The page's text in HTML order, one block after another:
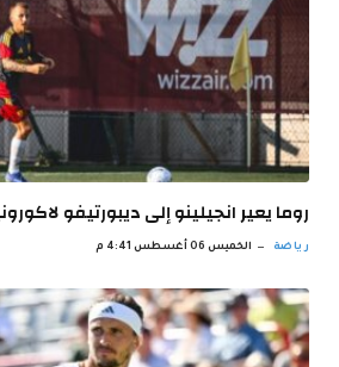
روما يعير انجيلينو إلى ديبورتيفو
رياضة الخميس 06 أغسطس 4:41 م